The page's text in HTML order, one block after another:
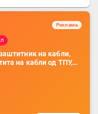
Реклама
на кабли,
на кабли од ТПУ,
на кабли, без
телефони, комплет